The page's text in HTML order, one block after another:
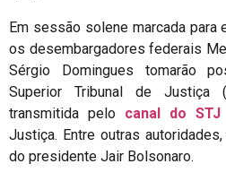
Em sessão solene marcada para
os desembargadores federais
Sérgio Domingues tomarão
Superior Tribunal de Justiça
transmitida pelo canal do STJ
Justiça. Entre outras
do presidente Jair Bolsonaro.